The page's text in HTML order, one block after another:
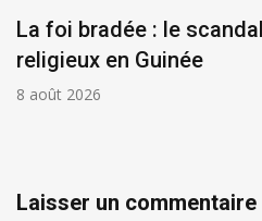
La foi bradée : le
religieux en Guinée
8 août 2026
Laisser un commentaire